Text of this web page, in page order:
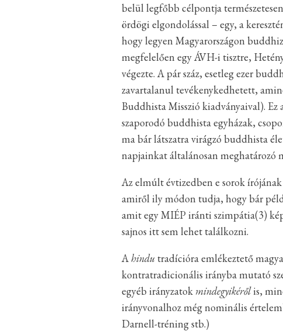
belül legfőbb célpontja
ördögi elgondolással – egy, a
hogy legyen Magyarországon
megfelelően egy ÁVH-i tisztre,
végezte. A pár száz, esetleg ezer
zavartalanul tevékenykedhetett,
Buddhista Misszió kiadványaival). Ez
szaporodó buddhista egyházak,
ma bár látszatra virágzó buddhista
napjainkat általánosan
Az elmúlt évtizedben e sorok
amiről ily módon tudja, hogy bár
amit egy MIÉP iránti szimpátia(3)
sajnos itt sem lehet találkozni.
Ahindu tradícióra emlékeztető
kontratradicionális irányba mutató
egyéb irányzatok mindegyikérőlis,
irányvonalhoz még nominális
Darnell-tréning stb.)